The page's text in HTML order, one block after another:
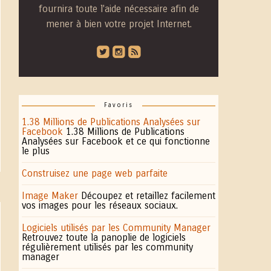
fournira toute l'aide nécessaire afin de
mener à bien votre projet Internet.
roundedtwitterbird roundedinstagram roundedblip
Favoris
1.38 Millions de Publications Analysées sur
Facebook 1.38 Millions de Publications
Analysées sur Facebook et ce qui fonctionne
le plus
Construisez une page web parfaite
Image Maker Découpez et retaillez facilement
vos images pour les réseaux sociaux.
Logiciels utilisés par les Community Manager
Retrouvez toute la panoplie de logiciels
régulièrement utilisés par les community
manager